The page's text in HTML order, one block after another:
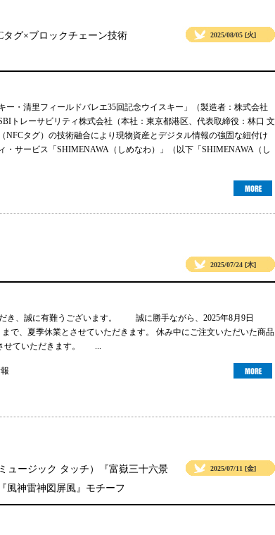
タグ×ブロックチェーン技術
2025/08/05 [火]
ー・清里フィールドバレエ35回記念ウイスキー」（製造者：株式会社
トレーサビリティ株式会社（本社：東京都港区、代表取締役：林口 文
NFCタグ）の技術融合により現物資産とデジタル情報の強固な紐付け
・サービス「SHIMENAWA（しめなわ）」（以下「SHIMENAWA（し
2025/07/24 [木]
だき、誠に有難うございます。 誠に勝手ながら、2025年8月9日
まで、夏季休業とさせていただきます。 休み中にご注文いただいた商品
せていただきます。 ...
ュージック タッチ）『富嶽三十六景
風神雷神図屏風』モチーフ
2025/07/11 [金]